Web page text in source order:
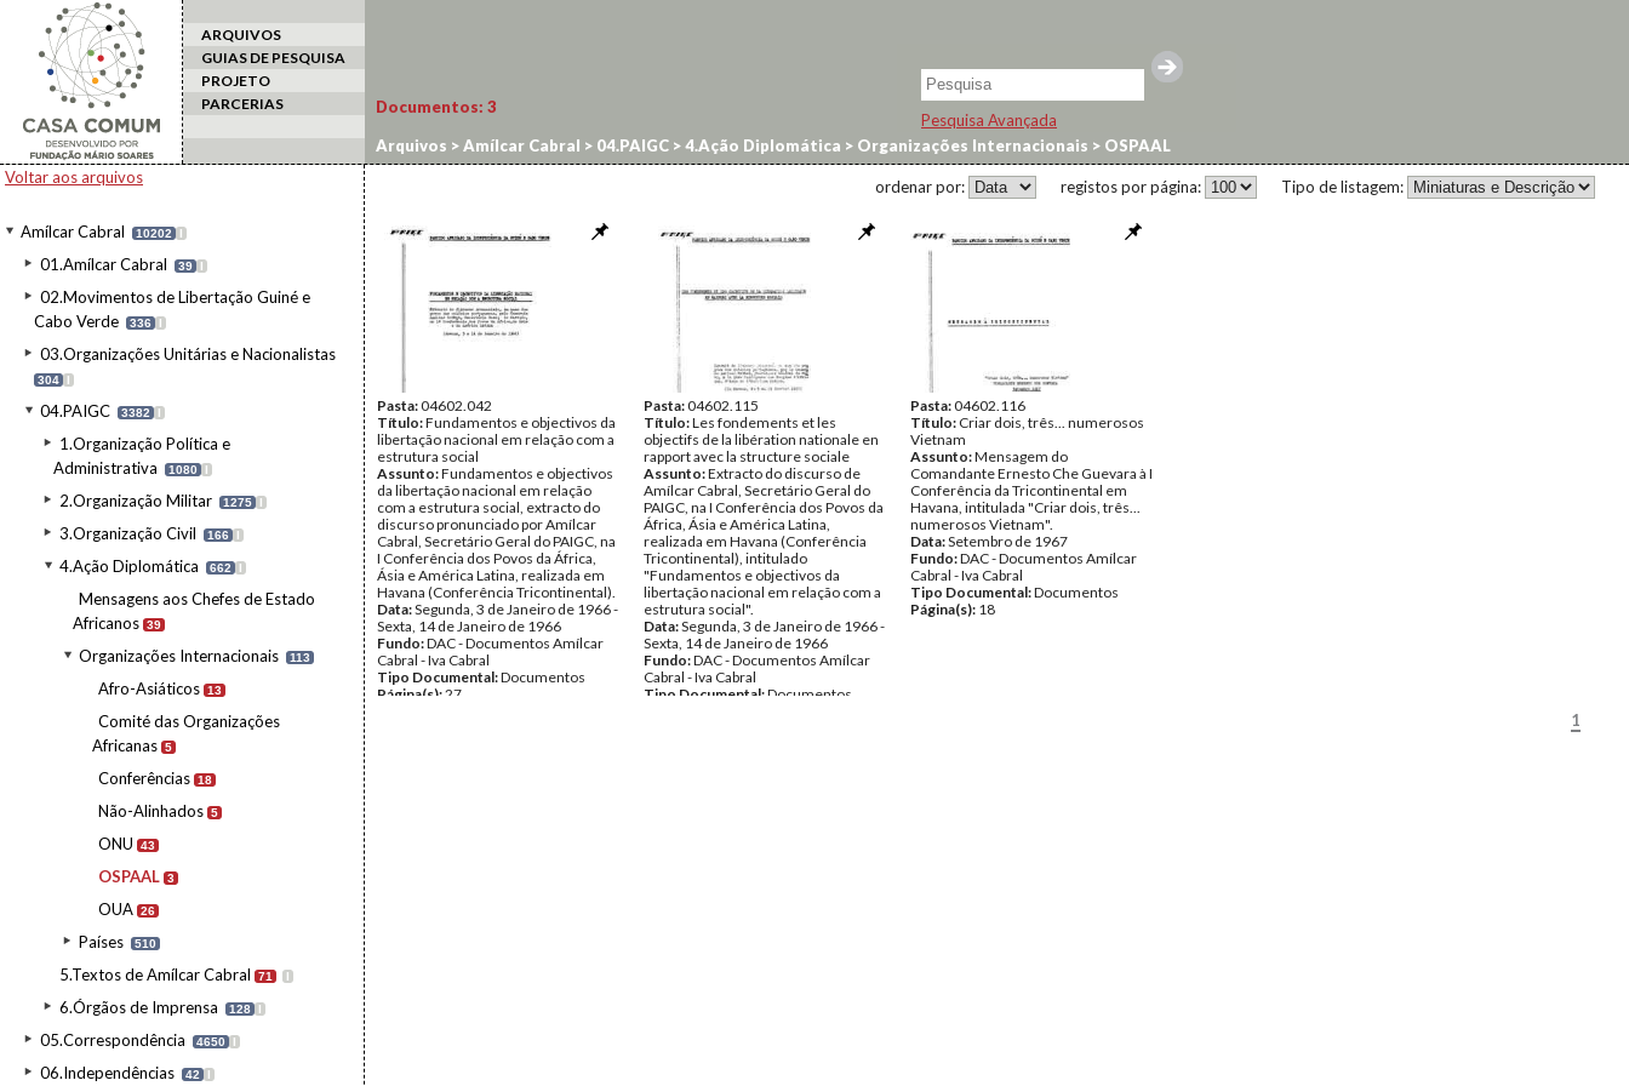
ARQUIVOS
GUIAS DE PESQUISA
PROJETO
PARCERIAS
Pesquisa Avançada
Voltar aos arquivos
Amílcar Cabral 10202 I
01.Amílcar Cabral 39 I
02.Movimentos de Libertação Guiné e
Cabo Verde
336 I
03.Organizações Unitárias e Nacionalistas
304 I
04.PAIGC 3382 I
1.Organização Política e
Administrativa
1080 I
2.Organização Militar 1275 I
3.Organização Civil 166 I
4.Ação Diplomática 662 I
Mensagens aos Chefes de Estado
Africanos 39
Organizações Internacionais 113
Afro-Asiáticos 13
Comité das Organizações
Africanas 5
Conferências 18
Não-Alinhados 5
ONU 43
OSPAAL 3
OUA 26
Países 510
5.Textos de Amílcar Cabral 71 I
6.Órgãos de Imprensa 128 I
05.Correspondência 4650 I
06.Independências 42 I
Documentos: 3
Arquivos >Amílcar Cabral > 04.PAIGC >4.Ação Diplomática > Organizações Internacionais > OSPAAL
Tipo de listagem:
registos por página:
ordenar por:
Pasta:04602.042
Título:Fundamentos e objectivos da
libertação nacional em relação com a
estrutura social
Assunto:Fundamentos e objectivos
da libertação nacional em relação
com a estrutura social, extracto do
discurso pronunciado por Amílcar
Cabral, Secretário Geral do PAIGC, na
I Conferência dos Povos da África,
Ásia e América Latina, realizada em
Havana (Conferência Tricontinental).
Data:Segunda, 3 de Janeiro de 1966 -
Sexta, 14 de Janeiro de 1966
Fundo:DAC - Documentos Amílcar
Cabral - Iva Cabral
Tipo Documental:Documentos
Página(s):27
Pasta:04602.115
Título:Les fondements et les
objectifs de la libération nationale en
rapport avec la structure sociale
Assunto:Extracto do discurso de
Amílcar Cabral, Secretário Geral do
PAIGC, na I Conferência dos Povos da
África, Ásia e América Latina,
realizada em Havana (Conferência
Tricontinental), intitulado
"Fundamentos e objectivos da
libertação nacional em relação com a
estrutura social".
Data:Segunda, 3 de Janeiro de 1966 -
Sexta, 14 de Janeiro de 1966
Fundo:DAC - Documentos Amílcar
Cabral - Iva Cabral
Tipo Documental:Documentos
Pasta:04602.116
Título: Criar dois, três... numerosos
Vietnam
Assunto:Mensagem do
Comandante Ernesto Che Guevara à I
Conferência da Tricontinental em
Havana, intitulada "Criar dois, três...
numerosos Vietnam".
Data:Setembro de 1967
Fundo:DAC - Documentos Amílcar
Cabral - Iva Cabral
Tipo Documental:Documentos
Página(s): 18
1